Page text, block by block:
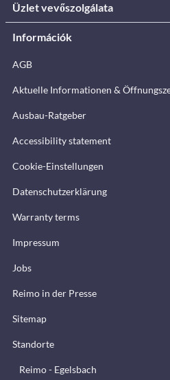
Üzlet vevőszolgálata
Információk
AGB
Aktuelle Informationen &
Ausbau-Ratgeber
Accessibility statement
Cookie-Einstellungen
Datenschutzerklärung
Warranty terms
Impressum
Jobs
Reimo in der Presse
Sitemap
Standorte
Reimo - Egelsbach